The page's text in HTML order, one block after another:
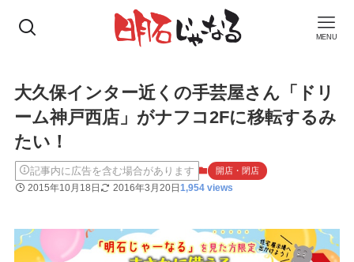
MENU
大久保インター近くの手芸屋さん「ドリ
ーム神戸西店」がナフコ2Fに移転するみ
たい！
記事内に広告を含む場合があります 開店・閉店
2015年10月18日 2016年3月20日1,954 views